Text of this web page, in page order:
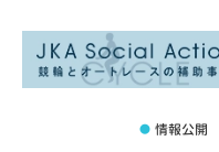
情報公開